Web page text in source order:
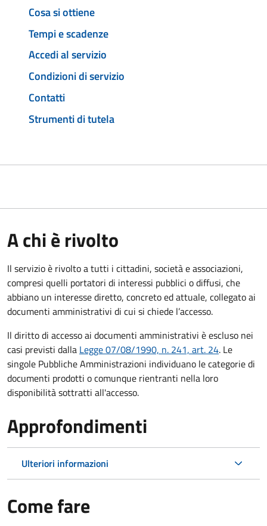
Cosa si ottiene
Tempi e scadenze
Accedi al servizio
Condizioni di servizio
Contatti
Strumenti di tutela
A chi è rivolto
Il servizio è rivolto a tutti i cittadini, società e associazioni,
compresi quelli portatori di interessi pubblici o diffusi, che
abbiano un interesse diretto, concreto ed attuale, collegato ai
documenti amministrativi di cui si chiede l’accesso.
Il diritto di accesso ai documenti amministrativi è escluso nei
casi previsti dalla Legge 07/08/1990, n. 241, art. 24. Le
singole Pubbliche Amministrazioni individuano le categorie di
documenti prodotti o comunque rientranti nella loro
disponibilità sottratti all'accesso.
Approfondimenti
Ulteriori informazioni
Come fare